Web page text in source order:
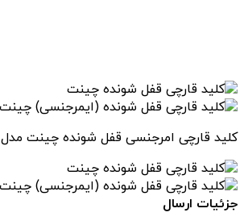
کلید قارچی امرجنسی قفل شونده چینت مدل NP2-BS542
جزئیات ارسال